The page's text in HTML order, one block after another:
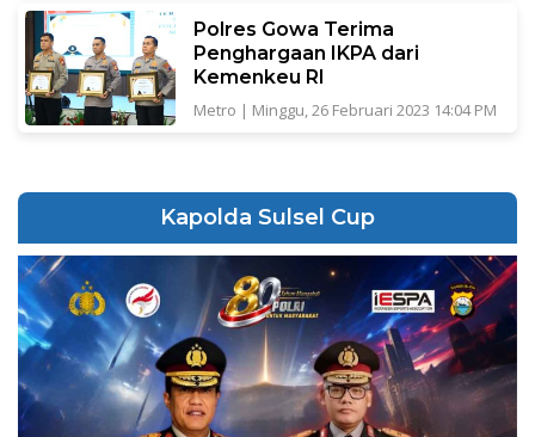
Polres Gowa Terima
Penghargaan IKPA dari
Kemenkeu RI
Metro | Minggu, 26 Februari 2023 14:04 PM
Kapolda Sulsel Cup